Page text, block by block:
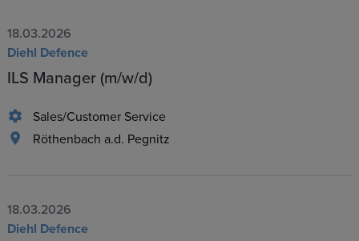
18.03.2026
Diehl Defence
ILS Manager (m/w/d)
Sales/Customer Service
Röthenbach a.d. Pegnitz
18.03.2026
Diehl Defence